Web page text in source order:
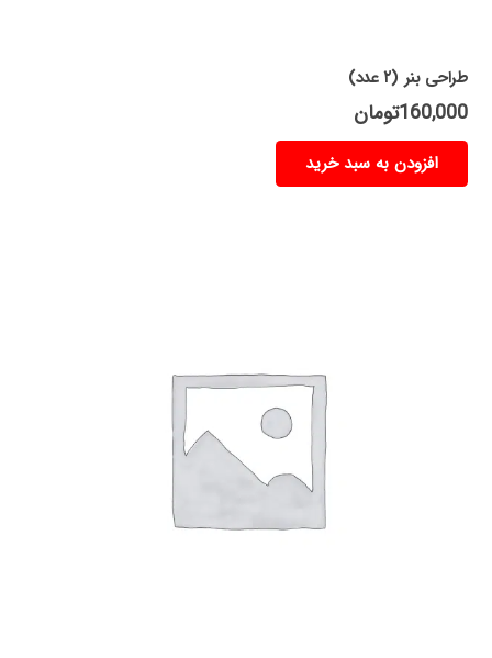
طراحی بنر (۲ عدد)
160,000تومان
افزودن به سبد خرید